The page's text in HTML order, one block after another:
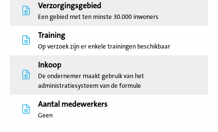
Verzorgingsgebied
Een gebied met ten minste 30.000 inwoners
Training
Op verzoek zijn er enkele trainingen beschikbaar
Inkoop
De ondernemer maakt gebruik van het
administratiesysteem van de formule
Aantal medewerkers
Geen